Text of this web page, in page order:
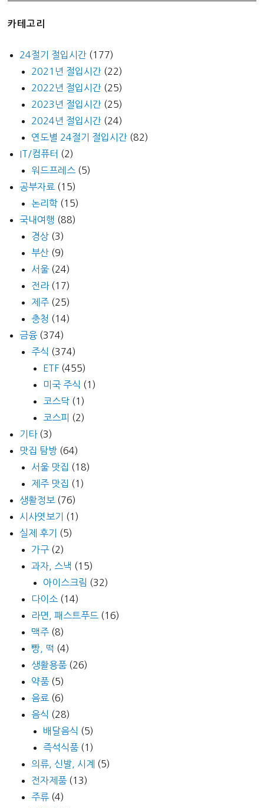
카테고리
24절기 절입시간 (177)
2021년 절입시간 (22)
2022년 절입시간 (25)
2023년 절입시간 (25)
2024년 절입시간 (24)
연도별 24절기 절입시간 (82)
IT/컴퓨터 (2)
워드프레스 (5)
공부자료 (15)
논리학 (15)
국내여행 (88)
경상 (3)
부산 (9)
서울 (24)
전라(17)
제주 (25)
충청 (14)
금융 (374)
주식 (374)
ETF (455)
미국 주식 (1)
코스닥 (1)
코스피 (2)
기타(3)
맛집 탐방 (64)
서울 맛집 (18)
제주 맛집 (1)
생활정보 (76)
시사엿보기
(1)
실제 후기
(5)
가구 (2)
과자, 스낵 (15)
아이스크림 (32)
다이소 (14)
라면, 패스트푸드 (16)
맥주 (8)
빵, 떡 (4)
생활용품 (26)
약품 (5)
음료 (6)
음식 (28)
배달음식 (5)
즉석식품 (1)
의류, 신발, 시계
(5)
전자제품 (13)
주류 (4)